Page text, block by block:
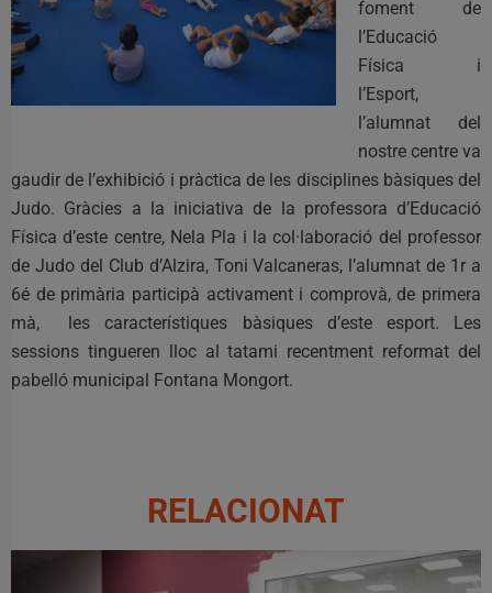
foment de
l’Educació
Física i
l’Esport,
l’alumnat del
nostre centre va
gaudir de l’exhibició i pràctica de les disciplines bàsiques del
Judo. Gràcies a la iniciativa de la professora d’Educació
Física d’este centre, Nela Pla i la col·laboració del professor
de Judo del Club d’Alzira, Toni Valcaneras, l’alumnat de 1r a
6é de primària participà activament i comprovà, de primera
mà, les característiques bàsiques d’este esport. Les
sessions tingueren lloc al tatami recentment reformat del
pabelló municipal Fontana Mongort.
RELACIONAT